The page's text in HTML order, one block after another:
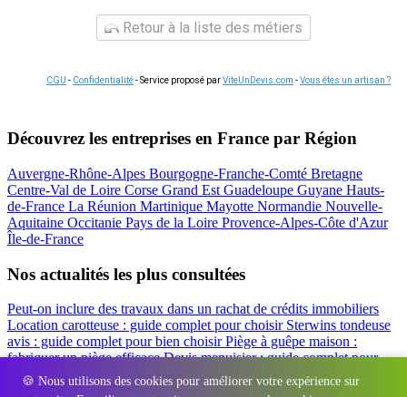
🍪 Nous utilisons des cookies pour améliorer votre expérience sur
Retour à la liste des métiers
CGU - Confidentialité- Service proposé parViteUnDevis.com -Vous êtes un artisan ?
Découvrez les entreprises en France par Région
Auvergne-Rhône-Alpes Bourgogne-Franche-Comté Bretagne
Centre-Val de Loire Corse Grand Est Guadeloupe Guyane Hauts-
de-France La Réunion Martinique Mayotte Normandie Nouvelle-
Aquitaine Occitanie Pays de la Loire Provence-Alpes-Côte d'Azur
Île-de-France
Nos actualités les plus consultées
Peut-on inclure des travaux dans un rachat de crédits immobiliers
Location carotteuse : guide complet pour choisir Sterwins tondeuse
avis : guide complet pour bien choisirPiège à guêpe maison :
fabriquer un piège efficaceDevis menuisier : guide complet pour
obtenir le meilleur prix
Simulation rachat de crédit : regrouper prêt
travaux et crédits